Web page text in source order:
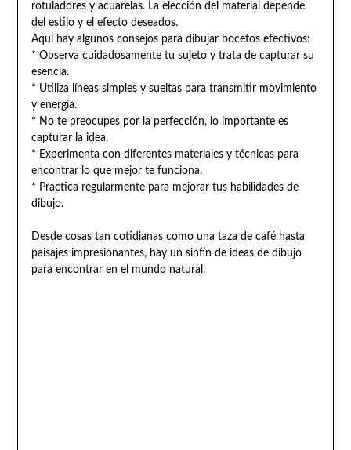
rotuladores y acuarelas. La elección del material depende
del estilo y el efecto deseados.
Aquí hay algunos consejos para dibujar bocetos efectivos:
* Observa cuidadosamente tu sujeto y trata de capturar su
esencia.
* Utiliza líneas simples y sueltas para transmitir movimiento
y energía.
* No te preocupes por la perfección, lo importante es
capturar la idea.
* Experimenta con diferentes materiales y técnicas para
encontrar lo que mejor te funciona.
* Practica regularmente para mejorar tus habilidades de
dibujo.
Desde cosas tan cotidianas como una taza de café hasta
paisajes impresionantes, hay un sinfín de ideas de dibujo
para encontrar en el mundo natural.